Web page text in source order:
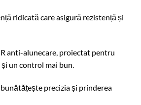
ridicată care asigură rezistență și
anti-alunecare, proiectat pentru
un control mai bun.
precizia și prinderea